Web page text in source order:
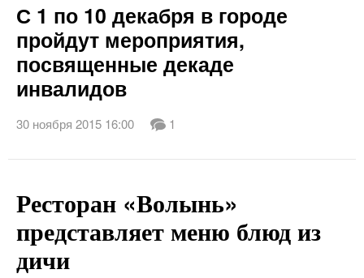
С 1 по 10 декабря в городе
пройдут мероприятия,
посвященные декаде
инвалидов
30 ноября 2015 16:00 1
Ресторан «Волынь»
представляет меню блюд из
дичи